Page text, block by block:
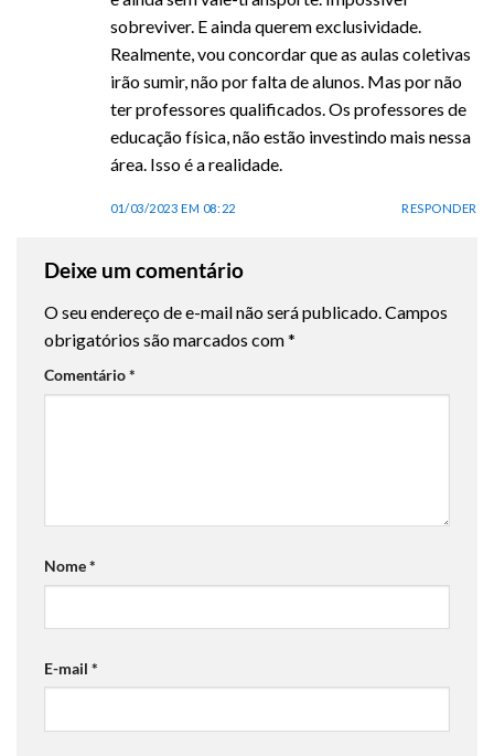
sobreviver. E ainda querem exclusividade.
Realmente, vou concordar que as aulas coletivas
irão sumir, não por falta de alunos. Mas por não
ter professores qualificados. Os professores de
educação física, não estão investindo mais nessa
área. Isso é a realidade.
01/03/2023 EM 08:22 RESPONDER
Deixe um comentário
O seu endereço de e-mail não será publicado.Campos
obrigatórios são marcados com*
Comentário*
Nome*
E-mail *